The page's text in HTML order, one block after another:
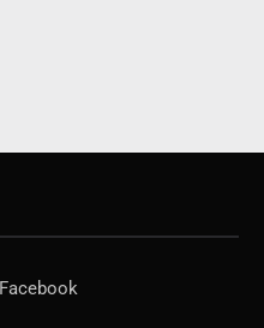
Facebook